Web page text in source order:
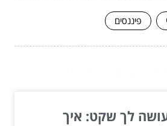
פיננסים
לך שקט: איך